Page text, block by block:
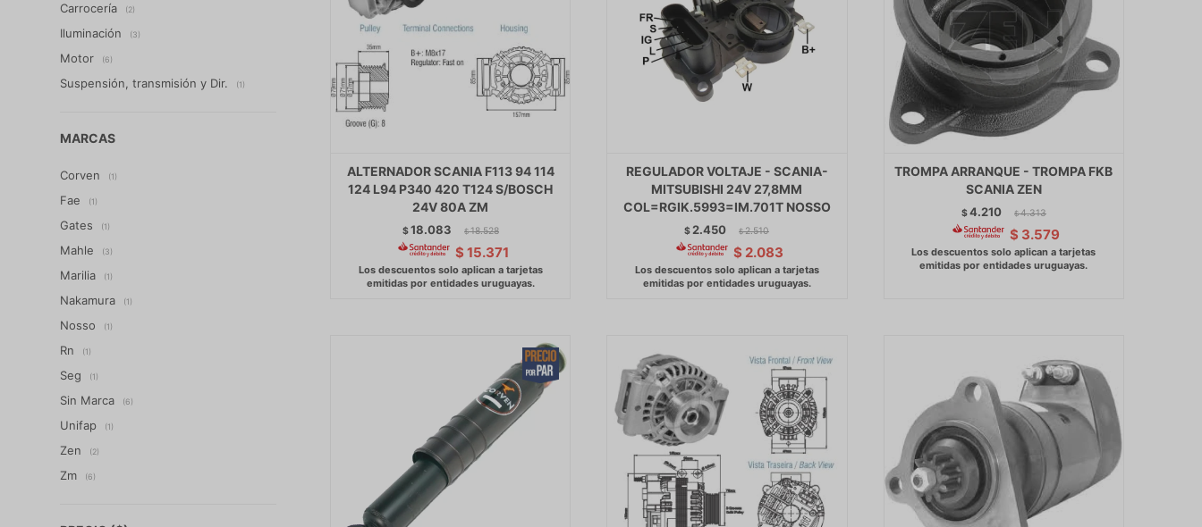
ALTERNADOR SCANIA F113 94 114
124 L94 P340 420 T124 S/BOSCH
24V 80A ZM
$18.083 $ 18.528
$ 15.371
REGULADOR VOLTAJE - SCANIA-
MITSUBISHI 24V 27,8MM
COL=RGIK.5993=IM.701T NOSSO
$2.450 $ 2.510
$ 2.083
TROMPA ARRANQUE - TROMPA FKB
SCANIA ZEN
$4.210 $ 4.313
$ 3.579
Carrocería (2)
Iluminación (3)
Motor (6)
Suspensión, transmisión y Dir. (1)
MARCAS
Corven (1)
Fae (1)
Gates (1)
Mahle (3)
Marilia (1)
Nakamura (1)
Nosso (1)
Rn (1)
Seg (1)
Sin Marca (6)
Unifap (1)
Zen (2)
Zm (6)